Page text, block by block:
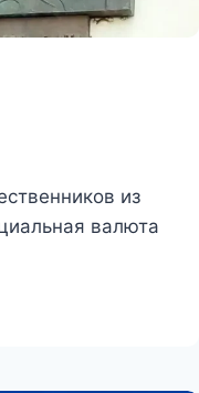
из
валюта